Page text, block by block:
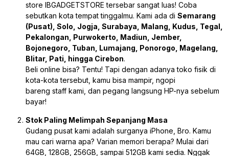
store IBGADGETSTORE tersebar sangat luas! Coba
sebutkan kota tempat tinggalmu. Kami ada di Semarang
(Pusat), Solo, Jogja, Surabaya, Malang, Kudus, Tegal,
Pekalongan, Purwokerto, Madiun, Jember,
Bojonegoro, Tuban, Lumajang, Ponorogo, Magelang,
Blitar, Pati, hingga Cirebon.
Beli online bisa? Tentu! Tapi dengan adanya toko fisik di
kota-kota tersebut, kamu bisa mampir, ngopi
bareng staff kami, dan pegang langsung HP-nya sebelum
bayar!
Stok Paling Melimpah Sepanjang Masa
Gudang pusat kami adalah surganya iPhone, Bro. Kamu
mau cari warna apa? Varian memori berapa? Mulai dari
64GB, 128GB, 256GB, sampai 512GB kami sedia. Nggak